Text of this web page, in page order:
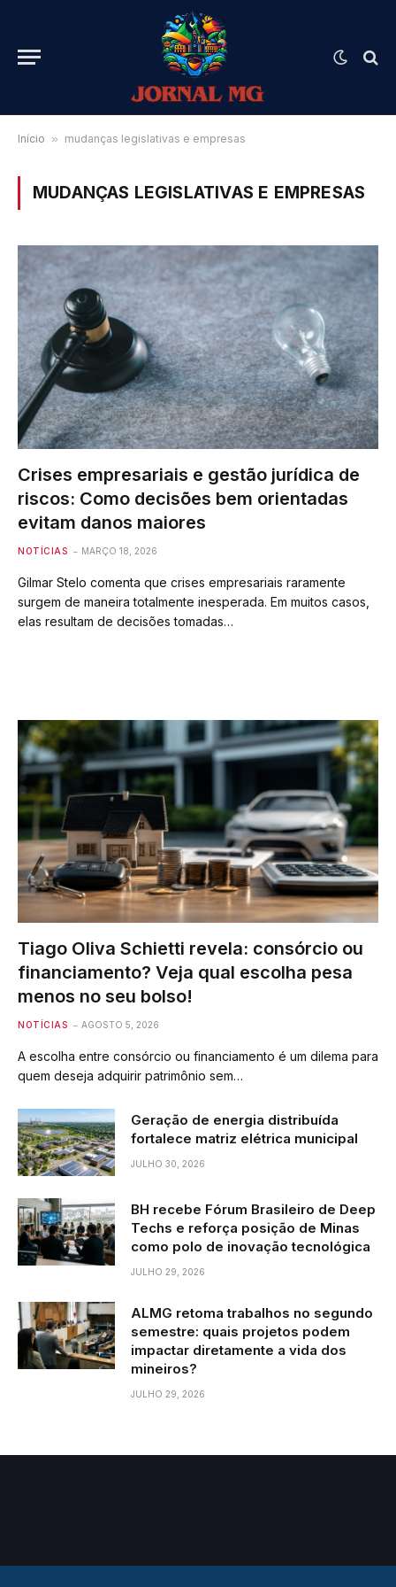
Início » mudanças legislativas e empresas
MUDANÇAS LEGISLATIVAS E EMPRESAS
Crises empresariais e gestão jurídica de
riscos: Como decisões bem orientadas
evitam danos maiores
NOTÍCIAS MARÇO 18, 2026
Gilmar Stelo comenta que crises empresariais raramente
surgem de maneira totalmente inesperada. Em muitos casos,
elas resultam de decisões tomadas…
Tiago Oliva Schietti revela: consórcio ou
financiamento? Veja qual escolha pesa
menos no seu bolso!
NOTÍCIAS AGOSTO 5, 2026
A escolha entre consórcio ou financiamento é um dilema para
quem deseja adquirir patrimônio sem…
Geração de energia distribuída
fortalece matriz elétrica municipal
JULHO 30, 2026
BH recebe Fórum Brasileiro de Deep
Techs e reforça posição de Minas
como polo de inovação tecnológica
JULHO 29, 2026
ALMG retoma trabalhos no segundo
semestre: quais projetos podem
impactar diretamente a vida dos
mineiros?
JULHO 29, 2026